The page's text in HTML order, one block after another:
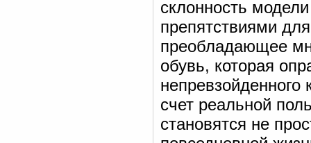
склонность
препятствиями
преобладающее
обувь, которая
непревзойденного
счет реальной
становятся не